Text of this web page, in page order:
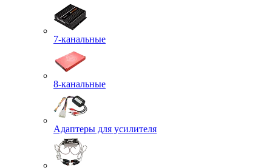
7-канальные
8-канальные
Адаптеры для усилителя